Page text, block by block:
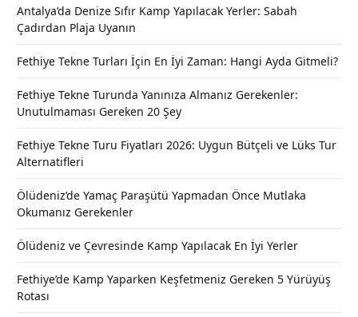
Antalya’da Denize Sıfır Kamp Yapılacak Yerler: Sabah
Çadırdan Plaja Uyanın
Fethiye Tekne Turları İçin En İyi Zaman: Hangi Ayda Gitmeli?
Fethiye Tekne Turunda Yanınıza Almanız Gerekenler:
Unutulmaması Gereken 20 Şey
Fethiye Tekne Turu Fiyatları 2026: Uygun Bütçeli ve Lüks Tur
Alternatifleri
Ölüdeniz’de Yamaç Paraşütü Yapmadan Önce Mutlaka
Okumanız Gerekenler
Ölüdeniz ve Çevresinde Kamp Yapılacak En İyi Yerler
Fethiye’de Kamp Yaparken Keşfetmeniz Gereken 5 Yürüyüş
Rotası